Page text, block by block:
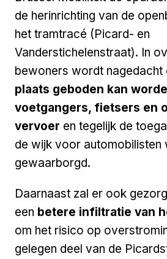
de herinrichting van de
het tramtracé (Picard- en
Vanderstichelenstraat). In
bewoners wordt nagedacht
plaats geboden kan
voetgangers, fietsers en
vervoer en tegelijk de
de wijk voor automobilisten
gewaarborgd.
Daarnaast zal er ook
een betere infiltratie van
om het risico op
gelegen deel van de